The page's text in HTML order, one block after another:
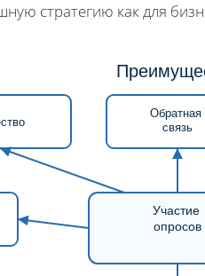
стратегию как для
Обратная
связь
Участие
опросов